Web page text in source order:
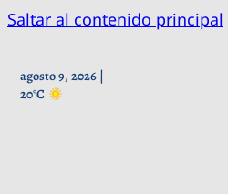
Saltar al contenido principal
agosto 9, 2026 |
20°C